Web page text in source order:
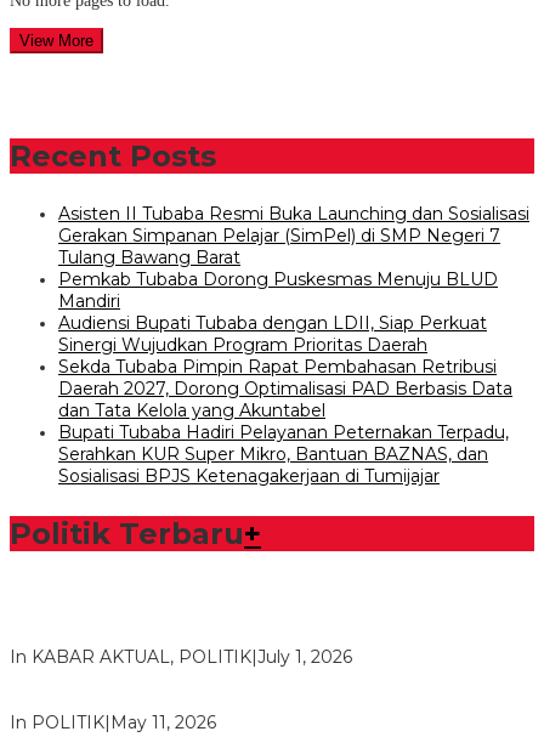
View More
Recent Posts
Asisten II Tubaba Resmi Buka Launching dan Sosialisasi
Gerakan Simpanan Pelajar (SimPel) di SMP Negeri 7
Tulang Bawang Barat
Pemkab Tubaba Dorong Puskesmas Menuju BLUD
Mandiri
Audiensi Bupati Tubaba dengan LDII, Siap Perkuat
Sinergi Wujudkan Program Prioritas Daerah
Sekda Tubaba Pimpin Rapat Pembahasan Retribusi
Daerah 2027, Dorong Optimalisasi PAD Berbasis Data
dan Tata Kelola yang Akuntabel
Bupati Tubaba Hadiri Pelayanan Peternakan Terpadu,
Serahkan KUR Super Mikro, Bantuan BAZNAS, dan
Sosialisasi BPJS Ketenagakerjaan di Tumijajar
Politik Terbaru+
In KABAR AKTUAL, POLITIK July 1, 2026
In POLITIK May 11, 2026